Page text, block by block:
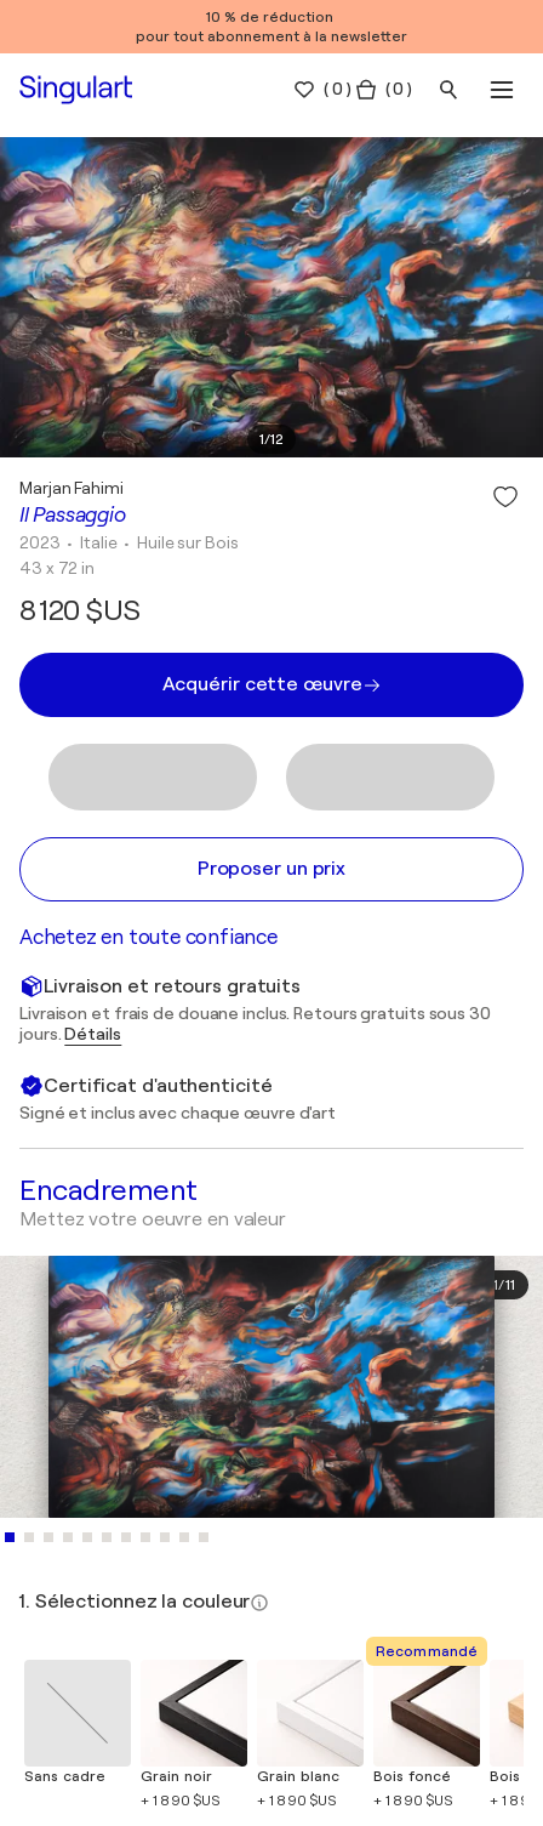
10 % de réduction
pour tout abonnement à la newsletter
(0 ) ( 0 )
1/12
Il Passaggio
Marjan Fahimi
2023 • Italie • Huile sur Bois
43 x 72 in
8 120 $US
Acquérir cette œuvre
Proposer un prix
Achetez en toute confiance
Livraison et retours gratuits
Livraison et frais de douane inclus. Retours gratuits sous 30
jours.Détails
Certificat d'authenticité
Signé et inclus avec chaque œuvre d'art
Encadrement
Mettez votre oeuvre en valeur
1/11
1. Sélectionnez la couleur
Sans cadre
Grain noir
+ 1 890 $US
Grain blanc
+ 1 890 $US
Recommandé
Bois foncé
+ 1 890 $US
Bois
+ 1 890